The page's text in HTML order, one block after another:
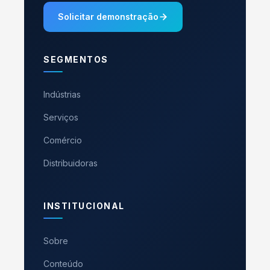
Solicitar demonstração
SEGMENTOS
Indústrias
Serviços
Comércio
Distribuidoras
INSTITUCIONAL
Sobre
Conteúdo